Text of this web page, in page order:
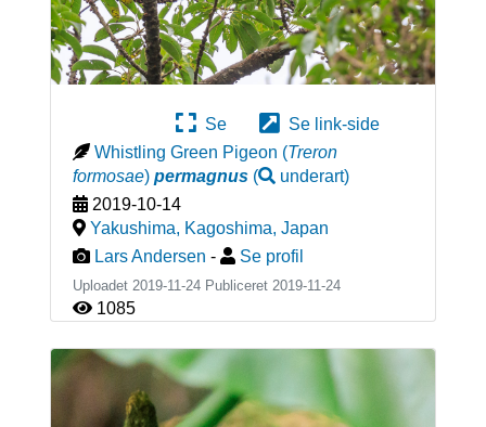
Se
Se link-side
Whistling Green Pigeon (Treron
formosae) permagnus( underart)
2019-10-14
Yakushima, Kagoshima, Japan
Lars Andersen - Se profil
Uploadet 2019-11-24 Publiceret 2019-11-24
1085